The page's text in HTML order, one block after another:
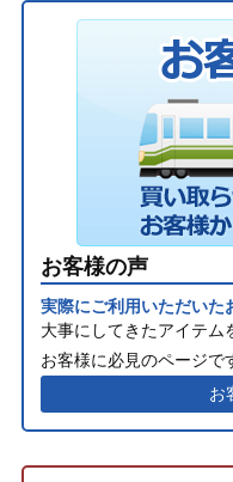
お客様の声
実際にご利用いただいた
大事にしてきたアイテム
お客様に必見のページで
お